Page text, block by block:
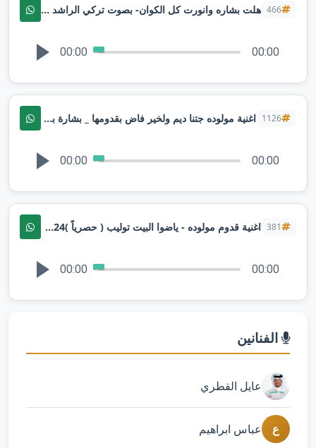
466 هلت بشاره وانورت كل الكوان- بصوت تركي الراشد | اغنية مولوده جديد 2024
00:00 00:00
1126 اغنية مولوده جتنا ديم ولخير فاض بقدومها _ بشارة بعد خمس اسنين _ تنفيذ بالاسماء
00:00 00:00
381 اغنية قدوم مولوده - ياضوا البيت توليب ( حصرياً )2024_ اغنية الحب الكبير
00:00 00:00
الفنانين
عايل القطري
ع عباس ابراهيم